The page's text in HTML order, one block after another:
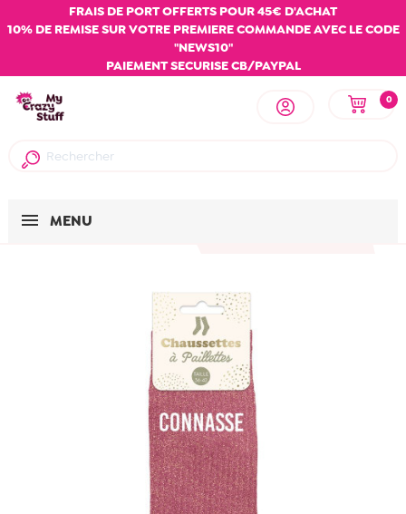
FRAIS DE PORT OFFERTS POUR 45€ D'ACHAT
10% DE REMISE SUR VOTRE PREMIERE COMMANDE AVEC LE CODE
"NEWS10"
PAIEMENT SECURISE CB/PAYPAL
0
MENU